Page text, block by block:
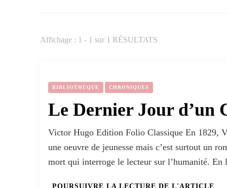
Affichage : 1 - 1 sur 1 RÉSULTATS
BIBLIOTHÈQUE CHRONIQUES
Le Dernier Jour d’un
Victor Hugo Edition Folio Classique En 1829,
une oeuvre de jeunesse mais c’est surtout un
mort qui interroge le lecteur sur l’humanité. En
POURSUIVRE LA LECTURE DE L'ARTICLE